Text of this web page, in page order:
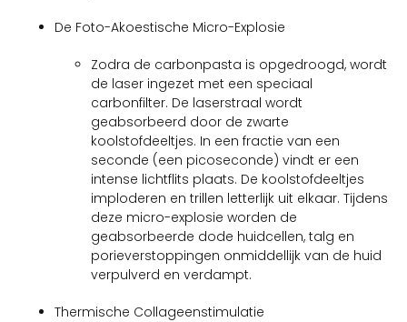
De Foto-Akoestische Micro-Explosie
Zodra de carbonpasta is opgedroogd, wordt
de laser ingezet met een speciaal
carbonfilter. De laserstraal wordt
geabsorbeerd door de zwarte
koolstofdeeltjes. In een fractie van een
seconde (een picoseconde) vindt er een
intense lichtflits plaats. De koolstofdeeltjes
imploderen en trillen letterlijk uit elkaar. Tijdens
deze micro-explosie worden de
geabsorbeerde dode huidcellen, talg en
porieverstoppingen onmiddellijk van de huid
verpulverd en verdampt.
Thermische Collageenstimulatie